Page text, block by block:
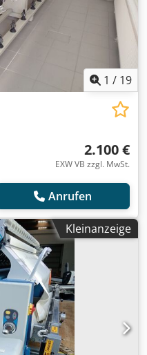
1 / 19
2.100 €
EXW VB zzgl. MwSt.
Anrufen
Kleinanzeige